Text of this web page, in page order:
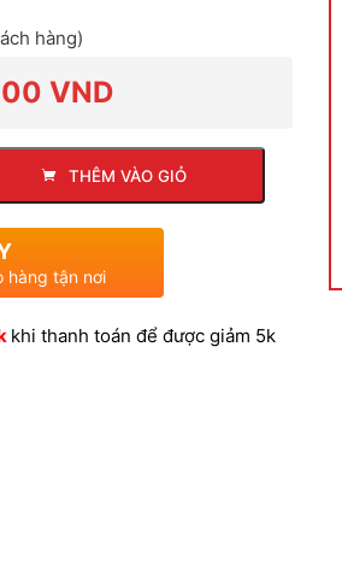
hàng)
VND
THÊM VÀO GIỎ
hàng tận nơi
khi thanh toán để được giảm 5k